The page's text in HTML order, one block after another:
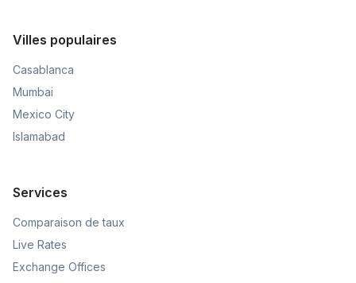
Villes populaires
Casablanca
Mumbai
Mexico City
Islamabad
Services
Comparaison de taux
Live Rates
Exchange Offices